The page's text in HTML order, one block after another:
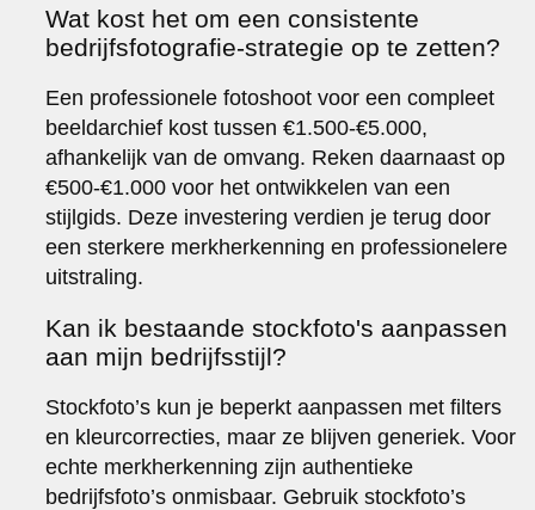
Wat kost het om een consistente
bedrijfsfotografie-strategie op te zetten?
Een professionele fotoshoot voor een compleet
beeldarchief kost tussen €1.500-€5.000,
afhankelijk van de omvang. Reken daarnaast op
€500-€1.000 voor het ontwikkelen van een
stijlgids. Deze investering verdien je terug door
een sterkere merkherkenning en professionelere
uitstraling.
Kan ik bestaande stockfoto's aanpassen
aan mijn bedrijfsstijl?
Stockfoto’s kun je beperkt aanpassen met filters
en kleurcorrecties, maar ze blijven generiek. Voor
echte merkherkenning zijn authentieke
bedrijfsfoto’s onmisbaar. Gebruik stockfoto’s